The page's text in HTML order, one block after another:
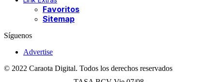
Favoritos
Sitemap
Síguenos
Advertise
© 2022 Caraota Digital. Todos los derechos reservados